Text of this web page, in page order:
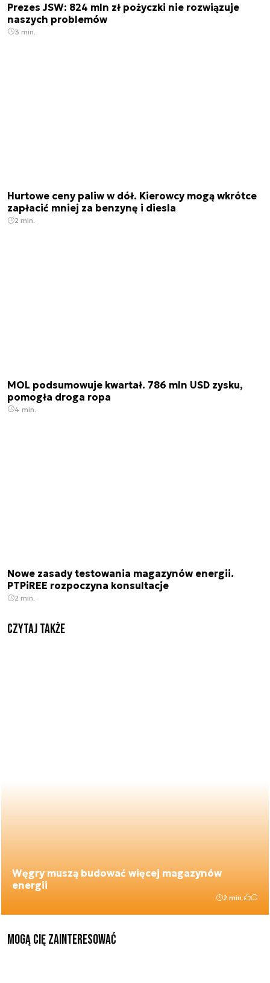
Prezes JSW: 824 mln zł pożyczki nie rozwiązuje
naszych problemów
3 min.
Hurtowe ceny paliw w dół. Kierowcy mogą wkrótce
zapłacić mniej za benzynę i diesla
2 min.
MOL podsumowuje kwartał. 786 mln USD zysku,
pomogła droga ropa
4 min.
Nowe zasady testowania magazynów energii.
PTPiREE rozpoczyna konsultacje
2 min.
Czytaj także
Węgry muszą budować więcej magazynów
energii
2 min.
Mogą Cię zainteresować